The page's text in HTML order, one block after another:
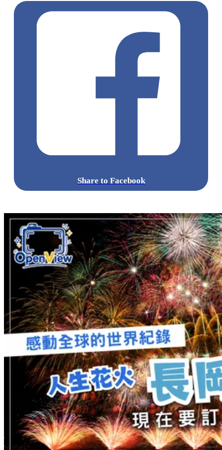
Share to Facebook